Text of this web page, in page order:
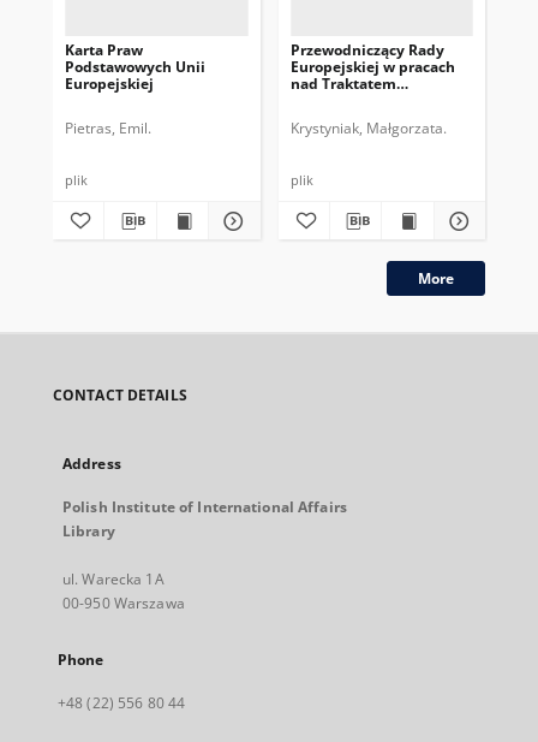
Karta Praw
Podstawowych Unii
Europejskiej
Pietras, Emil.
plik
Przewodniczący Rady
Europejskiej w pracach
nad Traktatem
Krystyniak, Małgorzata.
plik
More
CONTACT DETAILS
Address
Polish Institute of International Affairs
Library
ul. Warecka 1A
00-950 Warszawa
Phone
+48 (22) 556 80 44